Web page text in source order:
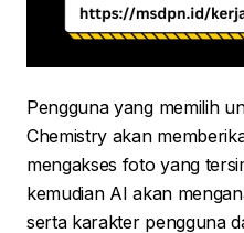
Pengguna yang memilih
Chemistry akan
mengakses foto yang
kemudian AI akan
serta karakter pengguna